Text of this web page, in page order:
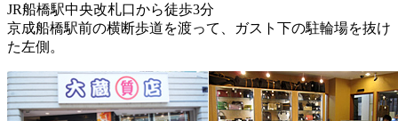
JR船橋駅中央改札口から徒歩3分
京成船橋駅前の横断歩道を渡って、ガスト下の駐輪場を抜け
た左側。